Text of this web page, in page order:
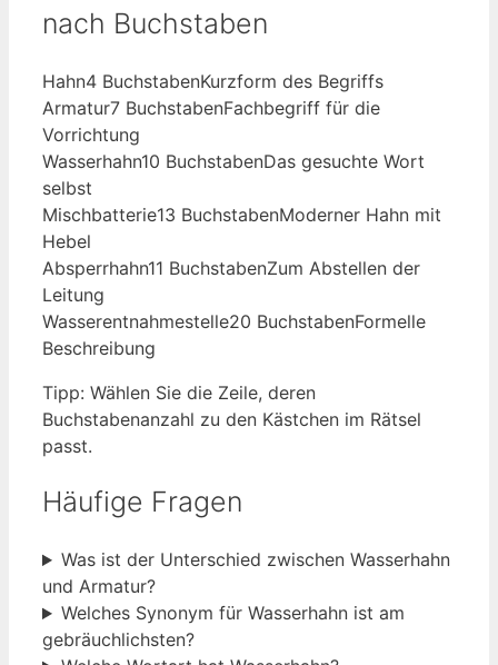
nach Buchstaben
Hahn4 BuchstabenKurzform des Begriffs
Armatur7 BuchstabenFachbegriff für die
Vorrichtung
Wasserhahn10 BuchstabenDas gesuchte Wort
selbst
Mischbatterie13 BuchstabenModerner Hahn mit
Hebel
Absperrhahn11 BuchstabenZum Abstellen der
Leitung
Wasserentnahmestelle20 BuchstabenFormelle
Beschreibung
Tipp: Wählen Sie die Zeile, deren
Buchstabenanzahl zu den Kästchen im Rätsel
passt.
Häufige Fragen
Was ist der Unterschied zwischen Wasserhahn
und Armatur?
Welches Synonym für Wasserhahn ist am
gebräuchlichsten?